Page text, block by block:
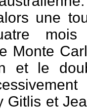
une
Monte
et le
Gitlis et